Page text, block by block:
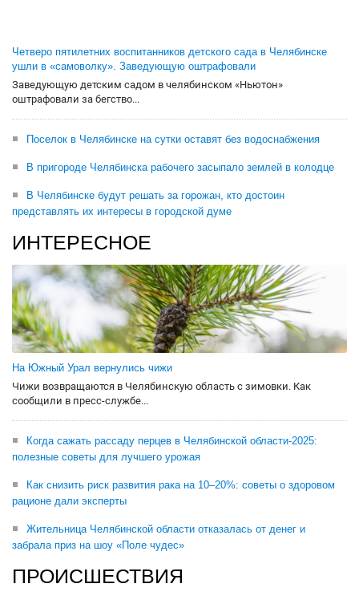
Четверо пятилетних воспитанников детского сада в Челябинске
ушли в «самоволку». Заведующую оштрафовали
Заведующую детским садом в челябинском «Ньютон»
оштрафовали за бегство...
Поселок в Челябинске на сутки оставят без водоснабжения
В пригороде Челябинска рабочего засыпало землей в колодце
В Челябинске будут решать за горожан, кто достоин
представлять их интересы в городской думе
ИНТЕРЕСНОЕ
На Южный Урал вернулись чижи
Чижи возвращаются в Челябинскую область с зимовки. Как
сообщили в пресс-службе...
Когда сажать рассаду перцев в Челябинской области-2025:
полезные советы для лучшего урожая
Как снизить риск развития рака на 10–20%: советы о здоровом
рационе дали эксперты
Жительница Челябинской области отказалась от денег и
забрала приз на шоу «Поле чудес»
ПРОИСШЕСТВИЯ